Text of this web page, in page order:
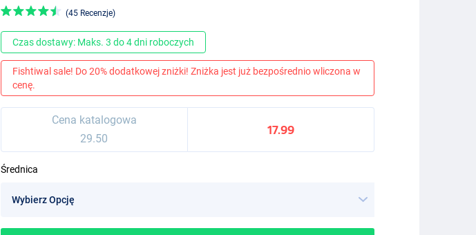
(45 Recenzje)
Czas dostawy: Maks. 3 do 4 dni roboczych
Fishtiwal sale! Do 20% dodatkowej zniżki! Zniżka jest już bezpośrednio wliczona w
cenę.
Cena katalogowa
29.50
17.99
Średnica